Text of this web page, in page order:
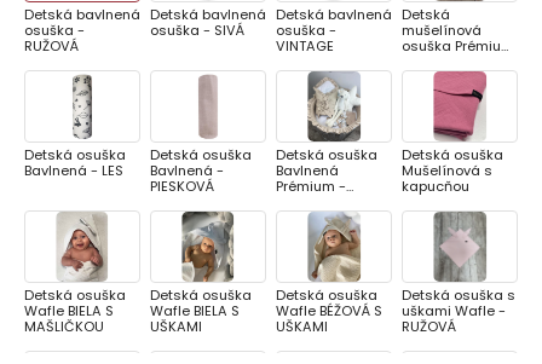
Detská bavlnená
osuška -
RUŽOVÁ
Detská bavlnená
osuška - SIVÁ
Detská bavlnená
osuška -
VINTAGE
Detská
mušelínová
osuška Prémium
KOZERAWSKI
Detská osuška
Bavlnená - LES
Detská osuška
Bavlnená -
PIESKOVÁ
Detská osuška
Bavlnená
Prémium -
ZVIERATKÁ
Detská osuška
Mušelínová s
kapucňou
Detská osuška
Wafle BIELA S
MAŠLIČKOU
Detská osuška
Wafle BIELA S
UŠKAMI
Detská osuška
Wafle BÉŽOVÁ S
UŠKAMI
Detská osuška s
uškami Wafle -
RUŽOVÁ